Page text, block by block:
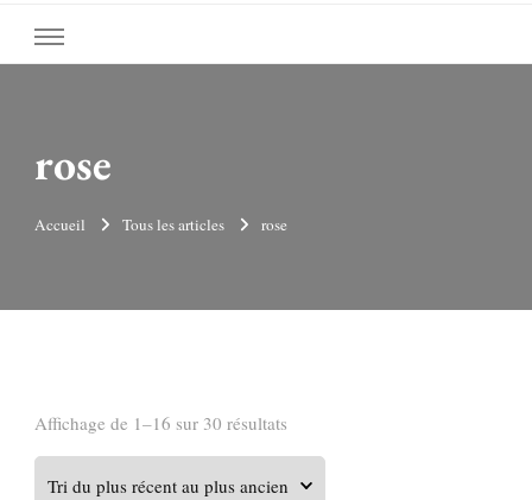
rose
Accueil Tous les articles rose
Affichage de 1–16 sur 30 résultats
du
plus